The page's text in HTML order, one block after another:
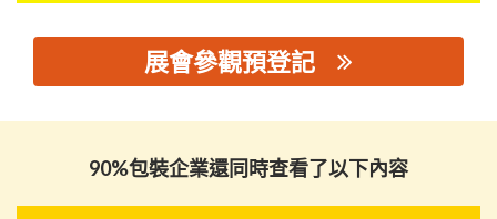
展會參觀預登記
90%包裝企業還同時查看了以下內容